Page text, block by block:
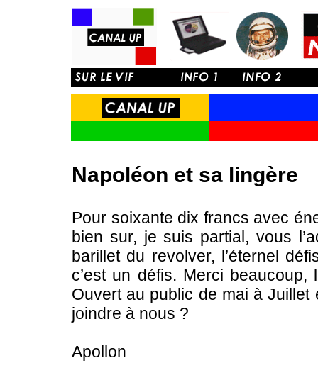
Napoléon et sa lingère
Pour soixante dix francs avec
bien sur, je suis partial, vous
barillet du revolver, l’éternel
c’est un défis. Merci
Ouvert au public de mai à
joindre à nous ?
Apollon